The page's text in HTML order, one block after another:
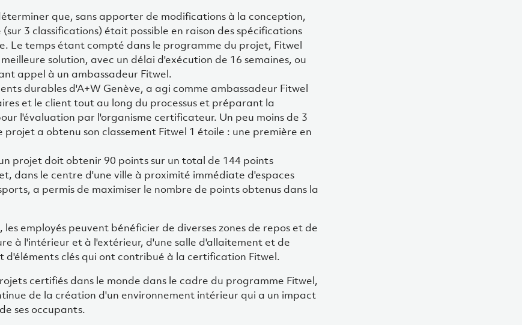
que, sans apporter de modifications à la conception,
3 classifications) était possible en raison des spécifications
Le temps étant compté dans le programme du projet, Fitwel
solution, avec un délai d'exécution de 16 semaines, ou
appel à un ambassadeur Fitwel.
durables d'A+W Genève, a agi comme ambassadeur Fitwel
et le client tout au long du processus et préparant la
l'évaluation par l'organisme certificateur. Un peu moins de 3
projet a obtenu son classement Fitwel 1 étoile : une première en
projet doit obtenir 90 points sur un total de 144 points
dans le centre d'une ville à proximité immédiate d'espaces
a permis de maximiser le nombre de points obtenus dans la
employés peuvent bénéficier de diverses zones de repos et de
à l'intérieur et à l'extérieur, d'une salle d'allaitement et de
clés qui ont contribué à la certification Fitwel.
certifiés dans le monde dans le cadre du programme Fitwel,
de la création d'un environnement intérieur qui a un impact
ses occupants.